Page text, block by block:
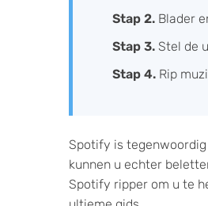
Stap 2. Blader
Stap 3. Stel de
Stap 4. Rip
Spotify is
kunnen u echter
Spotify ripper om u te